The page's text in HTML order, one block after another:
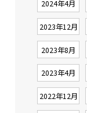
2024年4月
2023年12月
2023年8月
2023年4月
2022年12月